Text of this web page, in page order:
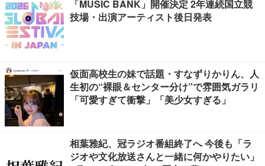
「MUSIC BANK」開催決定 2年連続国立競
技場・出演アーティスト後日発表
仮面高校生の妹で話題・すなずりかりん、人
生初の“裸眼＆センター分け”で雰囲気ガラリ
「可愛すぎて衝撃」「美少女すぎる」
相葉雅紀、冠ラジオ番組終了へ 今後も「ラ
ジオや文化放送さんと一緒に何かやりたい」